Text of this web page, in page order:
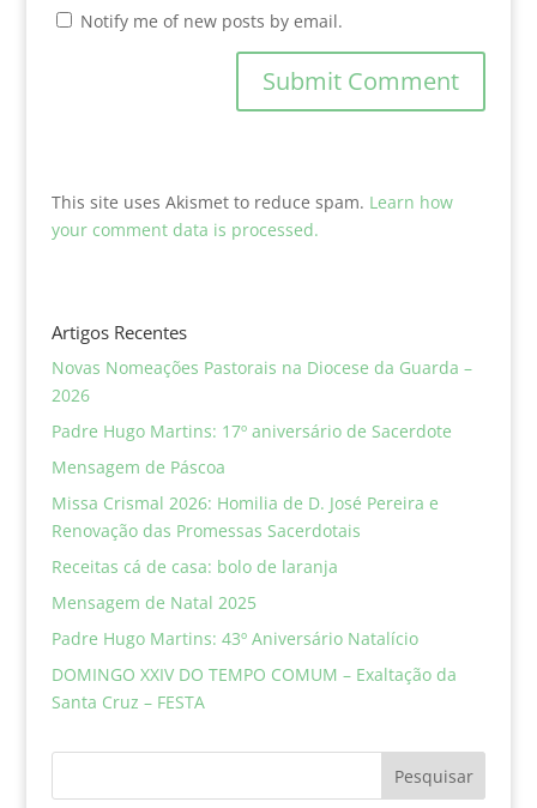
Notify me of new posts by email.
This site uses Akismet to reduce spam. Learn how
your comment data is processed.
Artigos Recentes
Novas Nomeações Pastorais na Diocese da Guarda –
2026
Padre Hugo Martins: 17º aniversário de Sacerdote
Mensagem de Páscoa
Missa Crismal 2026: Homilia de D. José Pereira e
Renovação das Promessas Sacerdotais
Receitas cá de casa: bolo de laranja
Mensagem de Natal 2025
Padre Hugo Martins: 43º Aniversário Natalício
DOMINGO XXIV DO TEMPO COMUM – Exaltação da
Santa Cruz – FESTA
Pesquisar